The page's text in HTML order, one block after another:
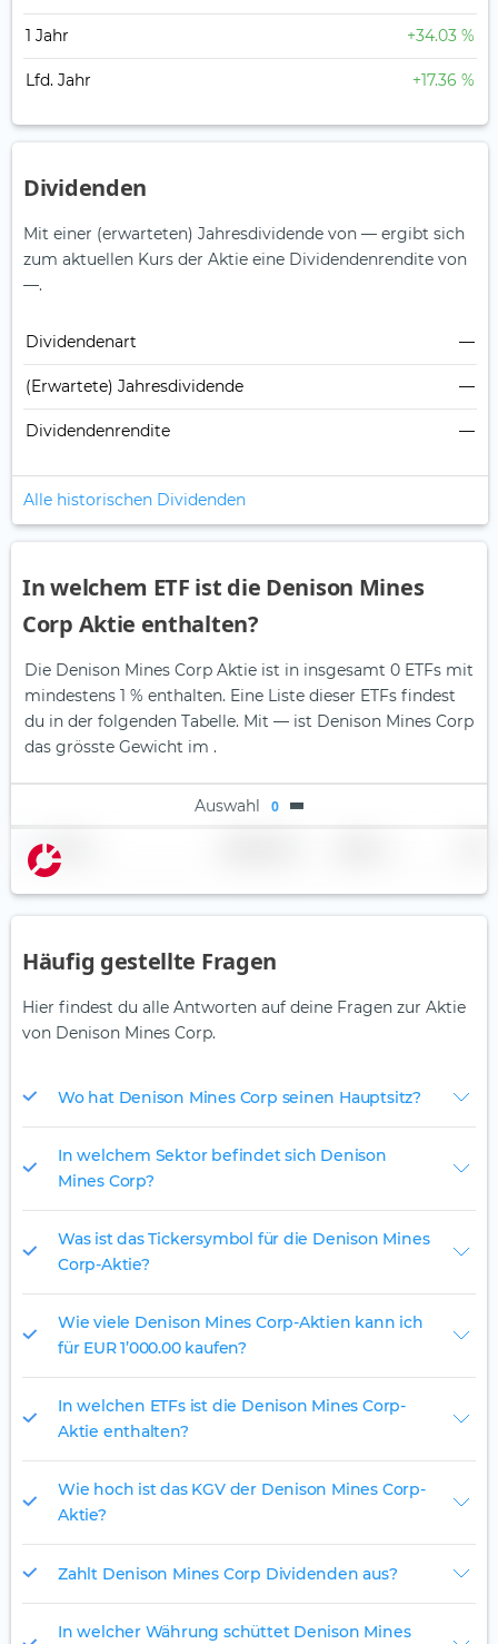
1 Jahr +34.03 %
Lfd. Jahr +17.36 %
Dividenden
Mit einer (erwarteten) Jahresdividende von — ergibt sich
zum aktuellen Kurs der Aktie eine Dividendenrendite von
—.
Dividendenart —
(Erwartete) Jahresdividende —
Dividendenrendite —
Alle historischen Dividenden
In welchem ETF ist die Denison Mines
Corp Aktie enthalten?
Die Denison Mines Corp Aktie ist in insgesamt 0 ETFs mit
mindestens 1 % enthalten. Eine Liste dieser ETFs findest
du in der folgenden Tabelle. Mit — ist Denison Mines Corp
das grösste Gewicht im .
Auswahl 0
Name
Häufig gestellte Fragen
Hier findest du alle Antworten auf deine Fragen zur Aktie
von Denison Mines Corp.
Wo hat Denison Mines Corp seinen Hauptsitz?
In welchem Sektor befindet sich Denison
Mines Corp?
Was ist das Tickersymbol für die Denison Mines
Corp-Aktie?
Wie viele Denison Mines Corp-Aktien kann ich
für EUR 1’000.00 kaufen?
In welchen ETFs ist die Denison Mines Corp-
Aktie enthalten?
Wie hoch ist das KGV der Denison Mines Corp-
Aktie?
Zahlt Denison Mines Corp Dividenden aus?
In welcher Währung schüttet Denison Mines